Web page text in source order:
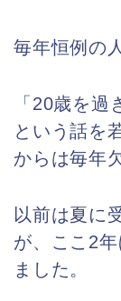
毎年恒例の
「20歳を過
という話を
からは毎年
以前は夏に
が、ここ2
ました。